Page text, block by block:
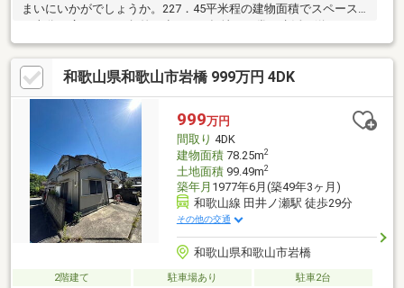
まいにいかがでしょうか。227．45平米程の建物面積でスペース
い場所となってお
和歌山県和歌山市岩橋 999万円 4DK
999万円
間取り 4DK
建物面積78.25m2
土地面積99.49m2
築年月 1977年6月(築49年3ヶ月)
和歌山線 田井ノ瀬駅 徒歩29分
その他の交通
和歌山県和歌山市岩橋
2階建て 駐車場あり
駐車2台